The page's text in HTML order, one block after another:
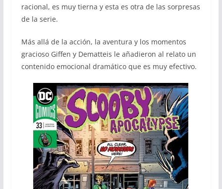
racional, es muy tierna y esta es otra de las sorpresas
de la serie.
Más allá de la acción, la aventura y los momentos
gracioso Giffen y Dematteis le añadieron al relato un
contenido emocional dramático que es muy efectivo.